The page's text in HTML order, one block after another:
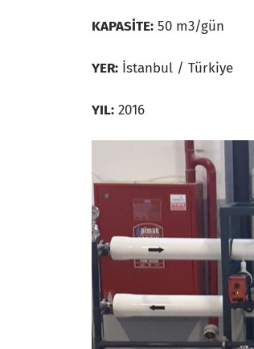
KAPASİTE: 50 m3/gün
YER: İstanbul / Türkiye
YIL: 2016